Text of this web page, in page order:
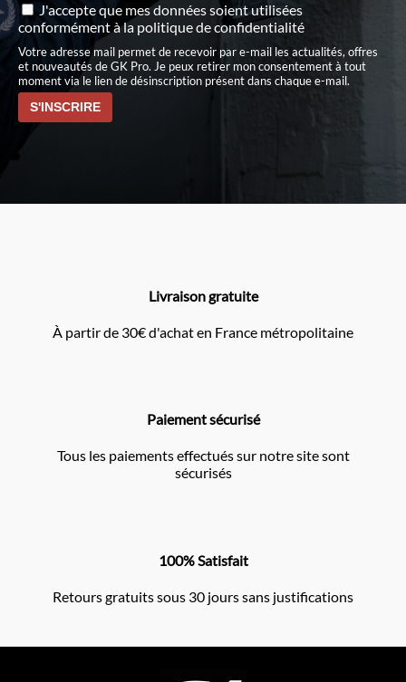
J'accepte que mes données soient utilisées
conformément àla politique de confidentialité
Votre adresse mail permet de recevoir par e-mail les actualités, offres
et nouveautés de GK Pro. Je peux retirer mon consentement à tout
moment via le lien de désinscription présent dans chaque e-mail.
Livraison gratuite
À partir de 30€ d'achat en France métropolitaine
Paiement sécurisé
Tous les paiements effectués sur notre site sont
sécurisés
100% Satisfait
Retours gratuits sous 30 jours sans justifications